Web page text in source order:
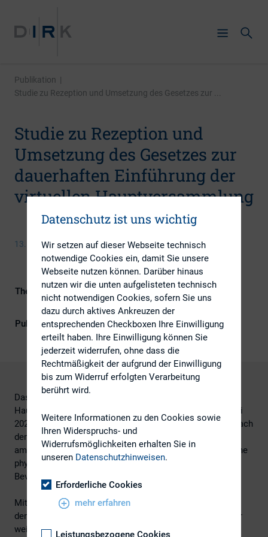
Publikation |
Studie zu Rezeption und Umsetzung des Gesetzes zur ...
Studie zu Rezeption und
Umsetzung des Gesetzes zur
dauerhaften Einführung der
virtuellen Hauptversammlung
13. September 2022
Themengebiete
Digitalisierung, Investoren,
Kapitalmarktrecht
Publikationsform
Externe Publikationen
Das Gesetz zur dauerhaften Einführung der virtuellen
Hauptversammlung („virtuelle HV“ / „vHV“) ist am 27. Juli
2022 in Kraft getreten. Damit wird Gesellschaften auch nach
dem Auslaufen der pandemiebedingten Übergangslösung
am 31. August 2022 die Möglichkeit gewährt, ihre HV ohne
physische Präsenz der Aktionäre oder ihrer
Bevollmächtigten abzuhalten.
Mit einer Umfrage bei börsennotierten Unternehmen aus
dem DAX, MDAX, SDAX und Prime Standard (Auswahl der
weiteren 70 Unternehmen mit der größten
Datenschutz ist uns wichtig
Wir setzen auf dieser Webseite technisch
notwendige Cookies ein, damit Sie unsere
Webseite nutzen können. Darüber hinaus
nutzen wir die unten aufgelisteten technisch
nicht notwendigen Cookies, sofern Sie uns
dazu durch aktives Ankreuzen der
entsprechenden Checkboxen Ihre Einwilligung
erteilt haben. Ihre Einwilligung können Sie
jederzeit widerrufen, ohne dass die
Rechtmäßigkeit der aufgrund der Einwilligung
bis zum Widerruf erfolgten Verarbeitung
berührt wird.
Weitere Informationen zu den Cookies sowie
Ihren Widerspruchs- und
Widerrufsmöglichkeiten erhalten Sie in
unseren Datenschutzhinweisen.
Erforderliche Cookies
mehr erfahren
Leistungsbezogene Cookies